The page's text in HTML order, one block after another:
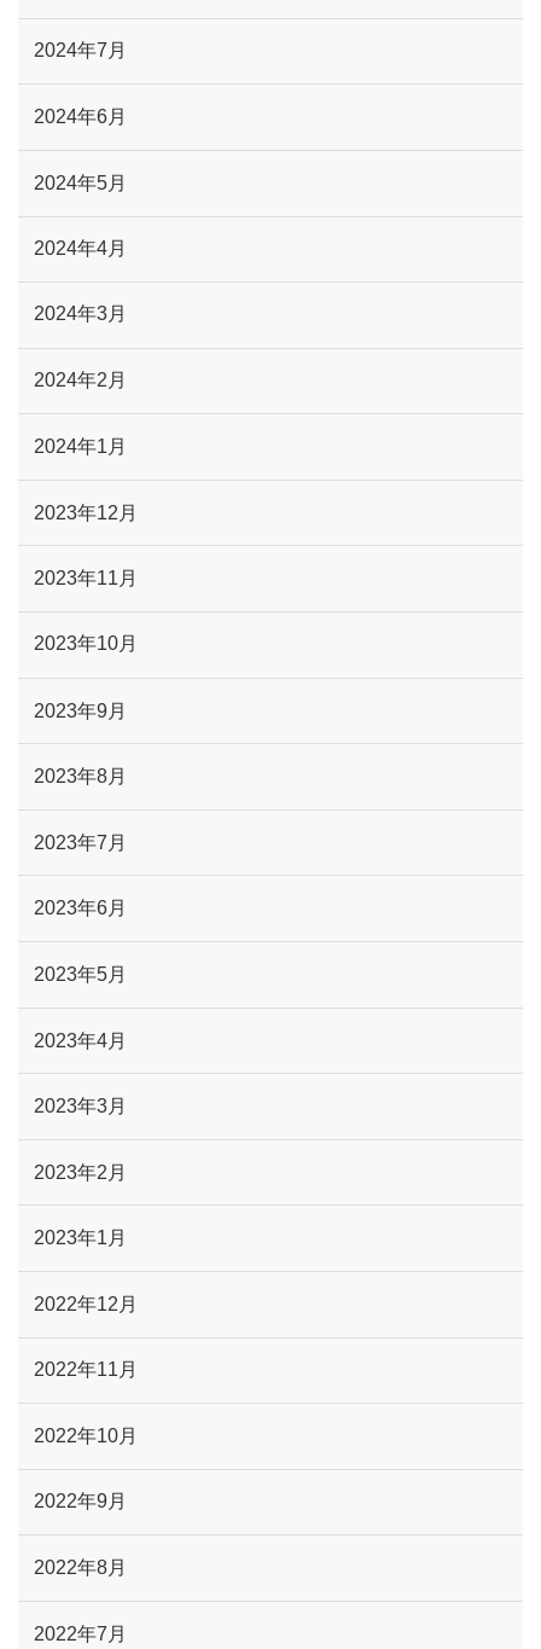
2024年7月
2024年6月
2024年5月
2024年4月
2024年3月
2024年2月
2024年1月
2023年12月
2023年11月
2023年10月
2023年9月
2023年8月
2023年7月
2023年6月
2023年5月
2023年4月
2023年3月
2023年2月
2023年1月
2022年12月
2022年11月
2022年10月
2022年9月
2022年8月
2022年7月